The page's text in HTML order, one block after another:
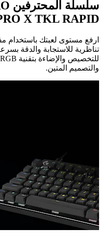
سلسلة المحترفين PRO
X TKL RAPID
تناظرية للاستجابة والدقة
والتصميم المتين.